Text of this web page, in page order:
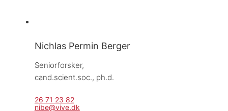
Nichlas Permin Berger
Seniorforsker,
cand.scient.soc., ph.d.
26 71 23 82
nibe@vive.dk